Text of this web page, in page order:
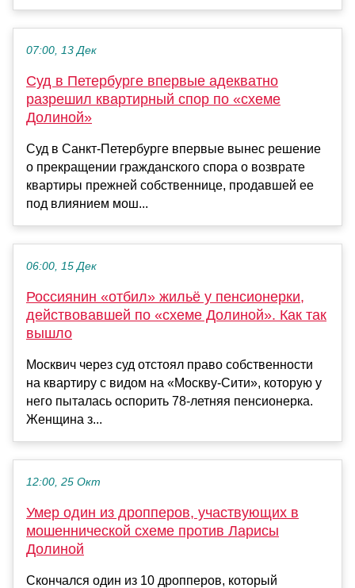
07:00, 13 Дек
Суд в Петербурге впервые адекватно
разрешил квартирный спор по «схеме
Долиной»
Суд в Санкт-Петербурге впервые вынес решение
о прекращении гражданского спора о возврате
квартиры прежней собственнице, продавшей ее
под влиянием мош...
06:00, 15 Дек
Россиянин «отбил» жильё у пенсионерки,
действовавшей по «схеме Долиной». Как так
вышло
Москвич через суд отстоял право собственности
на квартиру с видом на «Москву-Сити», которую у
него пыталась оспорить 78-летняя пенсионерка.
Женщина з...
12:00, 25 Окт
Умер один из дропперов, участвующих в
мошеннической схеме против Ларисы
Долиной
Скончался один из 10 дропперов, который